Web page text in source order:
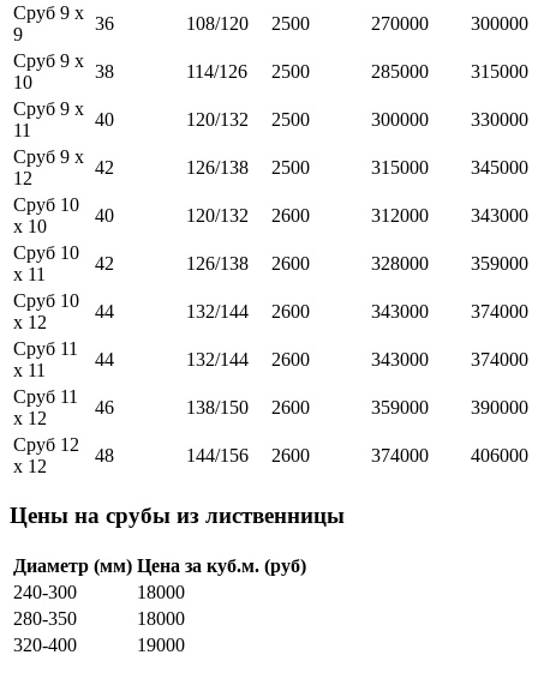
Сруб 9 x
9
36 108/120 2500 270000
300000
Сруб 9 x
10
38 114/126 2500 285000
315000
Сруб 9 x
11
40 120/132 2500 300000
330000
Сруб 9 x
12
42 126/138 2500 315000
345000
Сруб 10
x 10
40 120/132 2600 312000
343000
Сруб 10
x 11
42 126/138 2600 328000
359000
Сруб 10
x 12
44 132/144 2600 343000
374000
Сруб 11
x 11
44 132/144 2600 343000
374000
Сруб 11
x 12
46 138/150 2600 359000
390000
Сруб 12
x 12
48 144/156 2600 374000 406000
Цены на срубы из лиственницы
Диаметр (мм) Цена за куб.м. (руб)
240-300
18000
280-350
18000
320-400
19000